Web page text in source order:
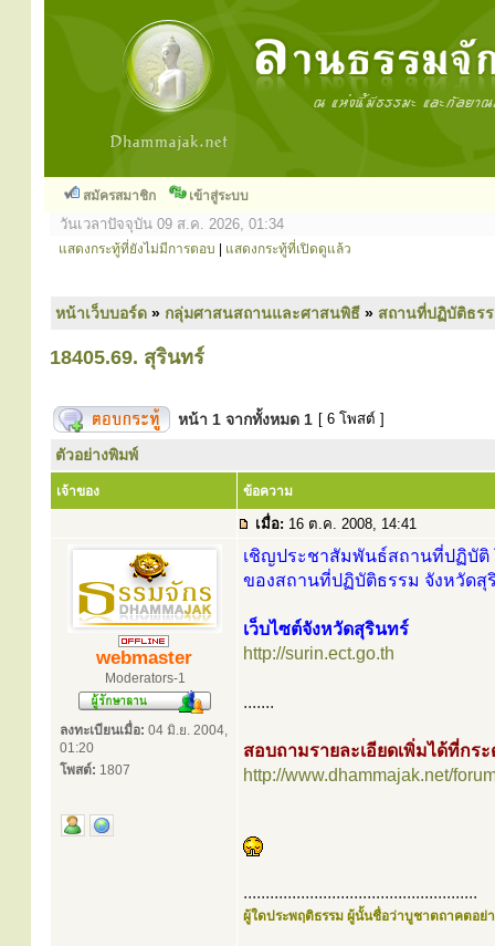
สมัครสมาชิก เข้าสู่ระบบ
วันเวลาปัจจุบัน 09 ส.ค. 2026, 01:34
แสดงกระทู้ที่ยังไม่มีการตอบ แสดงกระทู้ที่เปิดดูแล้ว
หน้าเว็บบอร์ด » กลุ่มศาสนสถานและศาสนพิธี » สถานที่ปฏิบัติธร
18405.69. สุรินทร์
หน้า 1 จากทั้งหมด 1 [ 6 โพสต์ ]
ตัวอย่างพิมพ์
เจ้าของ ข้อความ
เมื่อ: 16 ต.ค. 2008, 14:41
webmaster
Moderators-1
ลงทะเบียนเมื่อ: 04 มิ.ย. 2004,
01:20
โพสต์: 1807
เชิญประชาสัมพันธ์สถานที่ปฏิบัติ
ของสถานที่ปฏิบัติธรรม จังหวัดสุ
เว็บไซต์จังหวัดสุรินทร์
http://surin.ect.go.th
.......
สอบถามรายละเอียดเพิ่มได้ที่กร
http://www.dhammajak.net/
.....................................................
ผู้ใดประพฤติธรรม ผู้นั้นชื่อว่าบูชาตถาคตอย่า